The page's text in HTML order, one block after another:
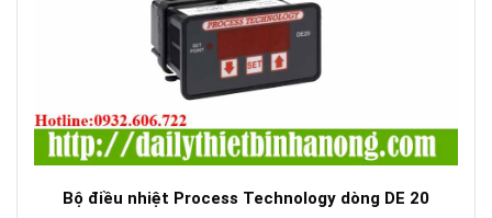
Bộ điều nhiệt Process Technology dòng DE 20